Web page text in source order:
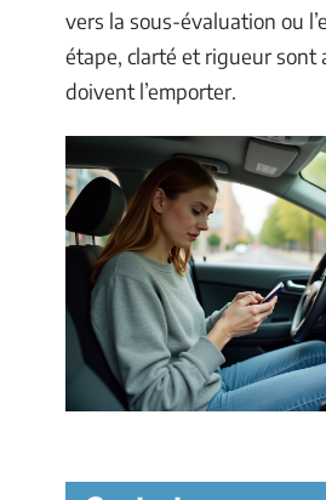
vers la sous-évaluation ou
étape, clarté et rigueur sont
doivent l’emporter.